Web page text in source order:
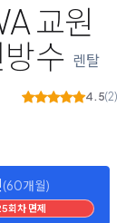
교원
수 렌탈
4.5(2)
(60개월)
회차 면제